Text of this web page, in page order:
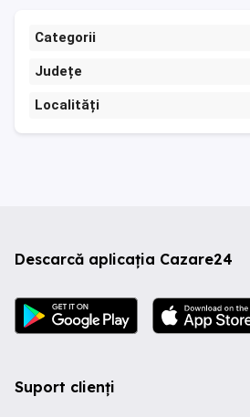
Categorii
Județe
Localități
Descarcă aplicația Cazare24
Suport clienți